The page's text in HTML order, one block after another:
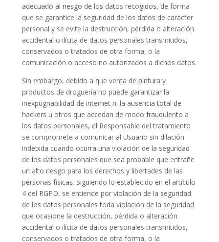
adecuado al riesgo de los datos recogidos, de forma
que se garantice la seguridad de los datos de carácter
personal y se evite la destrucción, pérdida o alteración
accidental o ilícita de datos personales transmitidos,
conservados o tratados de otra forma, o la
comunicación o acceso no autorizados a dichos datos.
Sin embargo, debido a que venta de pintura y
productos de droguería no puede garantizar la
inexpugnabilidad de internet ni la ausencia total de
hackers u otros que accedan de modo fraudulento a
los datos personales, el Responsable del tratamiento
se compromete a comunicar al Usuario sin dilación
indebida cuando ocurra una violación de la seguridad
de los datos personales que sea probable que entrañe
un alto riesgo para los derechos y libertades de las
personas físicas. Siguiendo lo establecido en el artículo
4 del RGPD, se entiende por violación de la seguridad
de los datos personales toda violación de la seguridad
que ocasione la destrucción, pérdida o alteración
accidental o ilícita de datos personales transmitidos,
conservados o tratados de otra forma, o la